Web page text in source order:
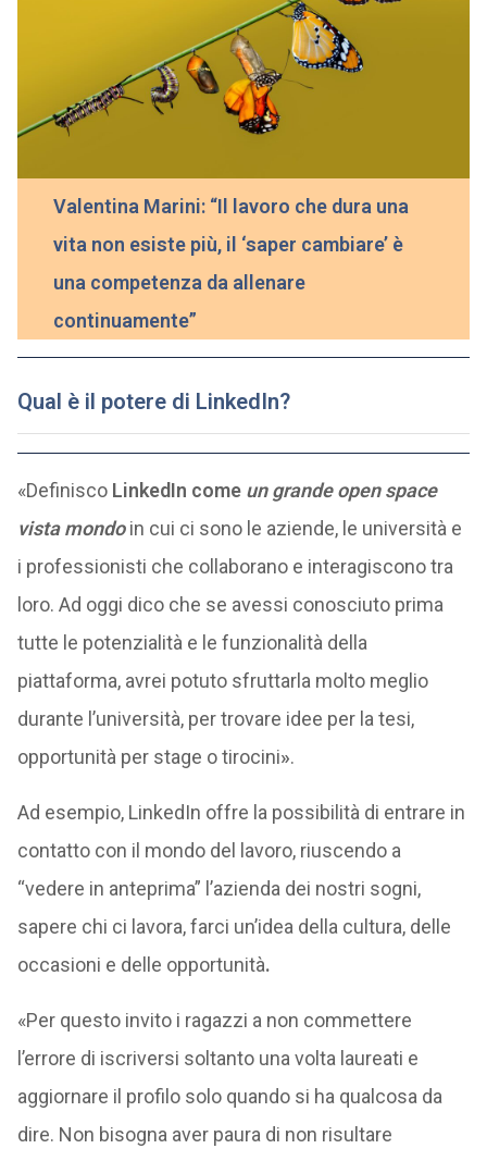
Valentina Marini: “Il lavoro che dura una
vita non esiste più, il ‘saper cambiare’ è
una competenza da allenare
continuamente”
Qual è il potere di LinkedIn?
«Definisco LinkedIn come un grande open space
vista mondoin cui ci sono le aziende, le università e
i professionisti che collaborano e interagiscono tra
loro. Ad oggi dico che se avessi conosciuto prima
tutte le potenzialità e le funzionalità della
piattaforma, avrei potuto sfruttarla molto meglio
durante l’università, per trovare idee per la tesi,
opportunità per stage o tirocini».
Ad esempio, LinkedIn offre la possibilità di entrare in
contatto con il mondo del lavoro, riuscendo a
“vedere in anteprima” l’azienda dei nostri sogni,
sapere chi ci lavora, farci un’idea della cultura, delle
occasioni e delle opportunità.
«Per questo invito i ragazzi a non commettere
l’errore di iscriversi soltanto una volta laureati e
aggiornare il profilo solo quando si ha qualcosa da
dire. Non bisogna aver paura di non risultare